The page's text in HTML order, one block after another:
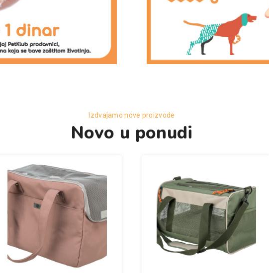
Izdvajamo nove proizvode
Novo u ponudi